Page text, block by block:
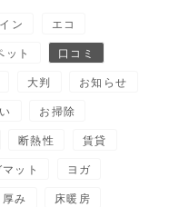
ン エコ
ット 口コミ
大判 お知らせ
お掃除
断熱性 賃貸
ット ヨガ
厚み 床暖房